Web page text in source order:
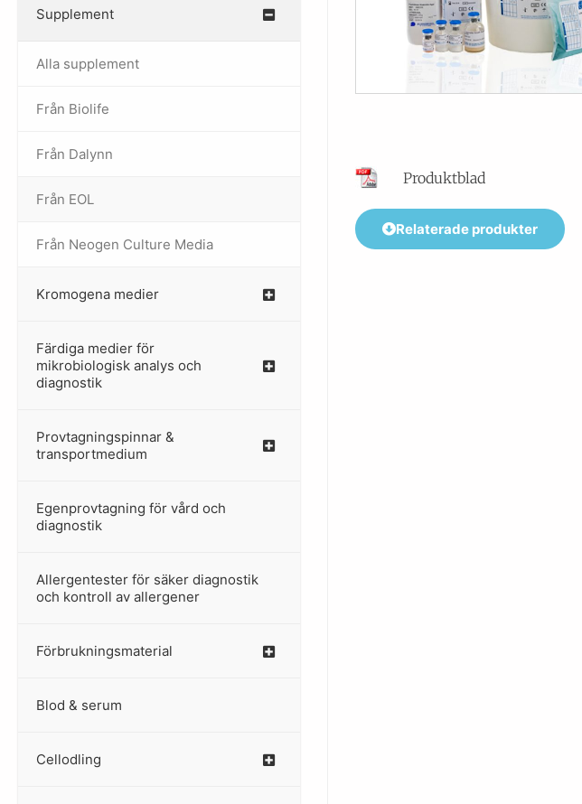
Supplement
–
Alla supplement
Från Biolife
–
Från Dalynn
–
Från EOL
–
Från Neogen Culture Media
–
Kromogena medier
–
Färdiga medier för
mikrobiologisk analys och
diagnostik
Provtagningspinnar &
transportmedium
–
Egenprovtagning för vård och
diagnostik
–
Allergentester för säker diagnostik
och kontroll av allergener
–
Förbrukningsmaterial
Blod & serum
Cellodling
–
Produktblad
Relaterade produkter